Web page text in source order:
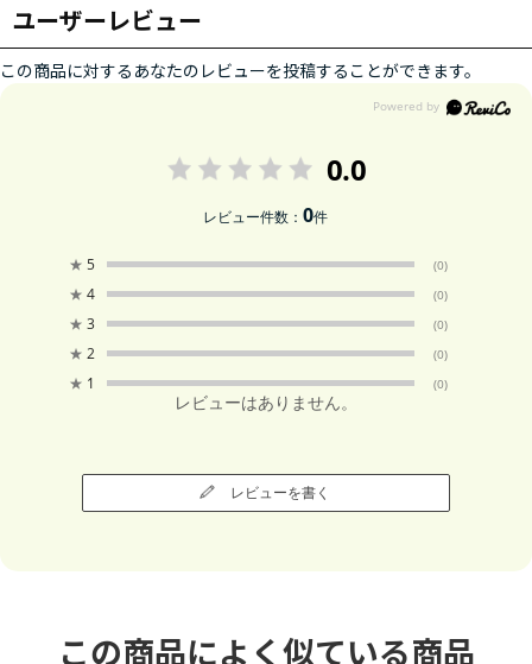
ユーザーレビュー
この商品に対するあなたのレビューを投稿することができます。
0.0
レビュー件数：0件
★ 5 (0)
★ 4 (0)
★ 3 (0)
★ 2 (0)
★ 1 (0)
レビューはありません。
レビューを書く
この商品によく似ている商品